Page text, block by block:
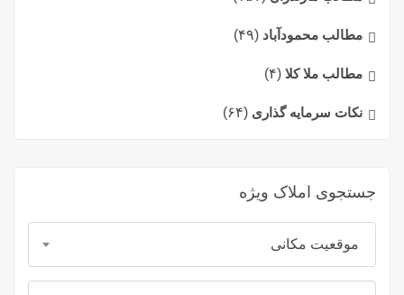
مطالب محمودآباد (۴۹)
مطالب ملا کلا (۴)
نکات سرمایه گذاری (۶۴)
جستجوی املاک ویژه
موقعیت مکانی